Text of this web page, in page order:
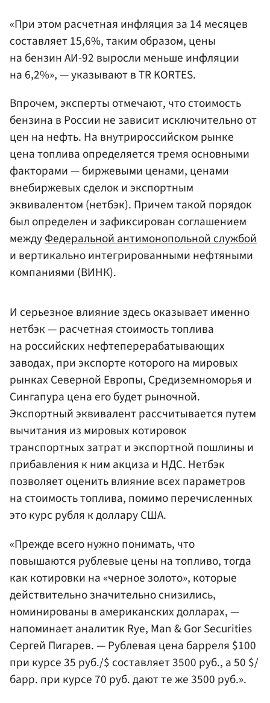
«При этом расчетная инфляция за 14 месяцев
составляет 15,6%, таким образом, цены
на бензин АИ-92 выросли меньше инфляции
на 6,2%», — указывают в TR KORTES.
Впрочем, эксперты отмечают, что стоимость
бензина в России не зависит исключительно от
цен на нефть. На внутрироссийском рынке
цена топлива определяется тремя основными
факторами — биржевыми ценами, ценами
внебиржевых сделок и экспортным
эквивалентом (нетбэк). Причем такой порядок
был определен и зафиксирован соглашением
междуФедеральной антимонопольной службой
и вертикально интегрированными нефтяными
компаниями (ВИНК).
И серьезное влияние здесь оказывает именно
нетбэк — расчетная стоимость топлива
на российских нефтеперерабатывающих
заводах, при экспорте которого на мировых
рынках Северной Европы, Средиземноморья и
Сингапура цена его будет рыночной.
Экспортный эквивалент рассчитывается путем
вычитания из мировых котировок
транспортных затрат и экспортной пошлины и
прибавления к ним акциза и НДС. Нетбэк
позволяет оценить влияние всех параметров
на стоимость топлива, помимо перечисленных
это курс рубля к доллару США.
«Прежде всего нужно понимать, что
повышаются рублевые цены на топливо, тогда
как котировки на «черное золото», которые
действительно значительно снизились,
номинированы в американских долларах, —
напоминает аналитик Rye, Man & Gor Securities
Сергей Пигарев. — Рублевая цена барреля $100
при курсе 35 руб./$ составляет 3500 руб., а 50 $/
барр. при курсе 70 руб. дают те же 3500 руб.».